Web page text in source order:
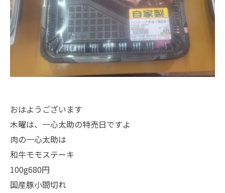
おはようございます
木曜は、一心太助の特売日ですよ
肉の一心太助は
和牛モモステーキ
100g680円
国産豚小間切れ